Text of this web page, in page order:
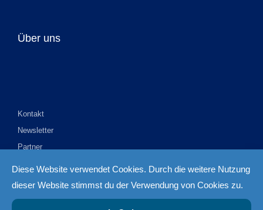
Über uns
Kontakt
Newsletter
Partner
Diese Website verwendet Cookies. Durch die weitere Nutzung
dieser Website stimmst du der Verwendung von Cookies zu.